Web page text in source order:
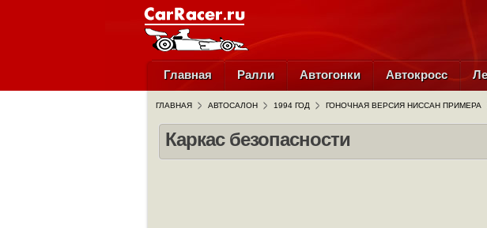
Главная Ралли Автогонки Автокросс
ГЛАВНАЯ АВТОСАЛОН 1994 ГОД ГОНОЧНАЯ ВЕРСИЯ НИССАН ПРИМЕРА
Каркас безопасности